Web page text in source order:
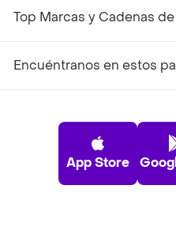
Top Marcas y Cadenas
Encuéntranos en estos
App Store